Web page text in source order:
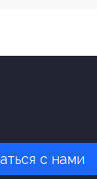
с нами